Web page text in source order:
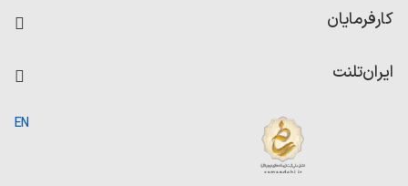
امتیاز شرکت‌ها
کاردیکس
کارفرمایان
ایران‌تلنت
EN